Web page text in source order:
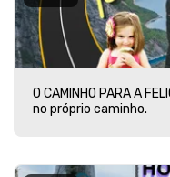
O CAMINHO PARA A FELICIDADE. E
no próprio caminho.